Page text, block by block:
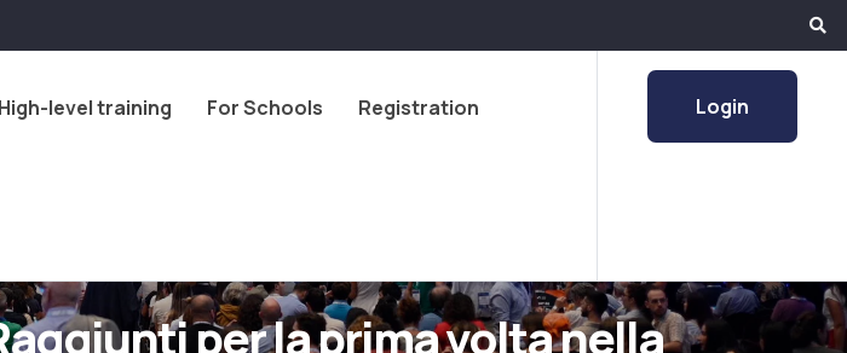
High-level training For Schools Registration Login
per la prima volta nella